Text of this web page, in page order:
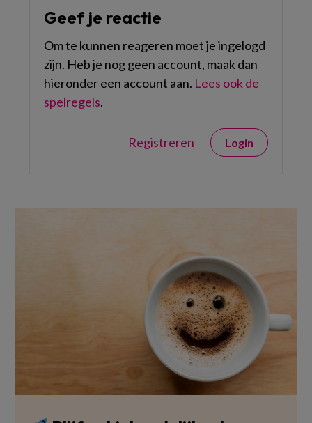
Geef je reactie
Om te kunnen reageren moet je ingelogd
zijn. Heb je nog geen account, maak dan
hieronder een account aan. Lees ook de
spelregels.
Registreren Login